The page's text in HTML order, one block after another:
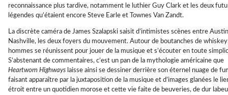
reconnaissance plus tardive, notamment le luthier Guy Clark et les deux
légendes qu’étaient encore Steve Earle et Townes Van Zandt.
La discrète caméra de James Szalapski saisit d’intimistes scènes entre
Nashville, les deux foyers du mouvement. Autour de boutanches de
hommes se réunissent pour jouer de la musique et s’écouter en toute
S’abstenant de commentaires, c’est un pan de la mythologie américaine que
Heartworn Highways laisse ainsi se dessiner derrière son éternel nuage de
faisant apparaître par la juxtaposition de la musique et d’images glanées le
étroit entre un quotidien morose et cette vie faite de beuveries, de dur